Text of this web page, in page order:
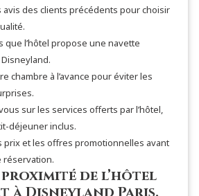
avis des clients précédents pour choisir
que l’hôtel propose une navette
chambre à l’avance pour éviter les
sur les services offerts par l’hôtel,
déjeuner inclus.
prix et les offres promotionnelles avant
réservation.
de l’hôtel
à Disneyland Paris.